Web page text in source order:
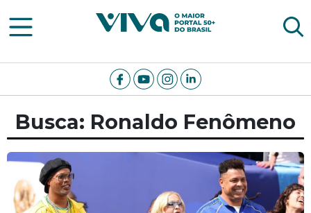
Viva Notícias
Busca: Ronaldo Fenômeno